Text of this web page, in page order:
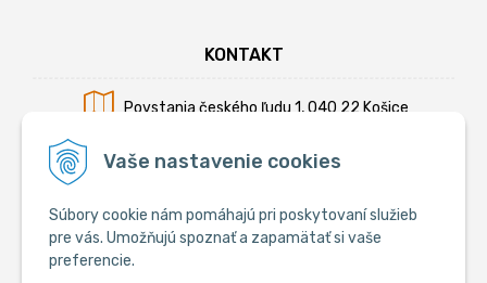
Vaše nastavenie cookies
Súbory cookie nám pomáhajú pri poskytovaní služieb
pre vás. Umožňujú spoznať a zapamätať si vaše
preferencie.
KONTAKT
Povstania českého ľudu 1, 040 22 Košice
Mobil:+421 902 794 355
E-mail:info@krmiva.sk